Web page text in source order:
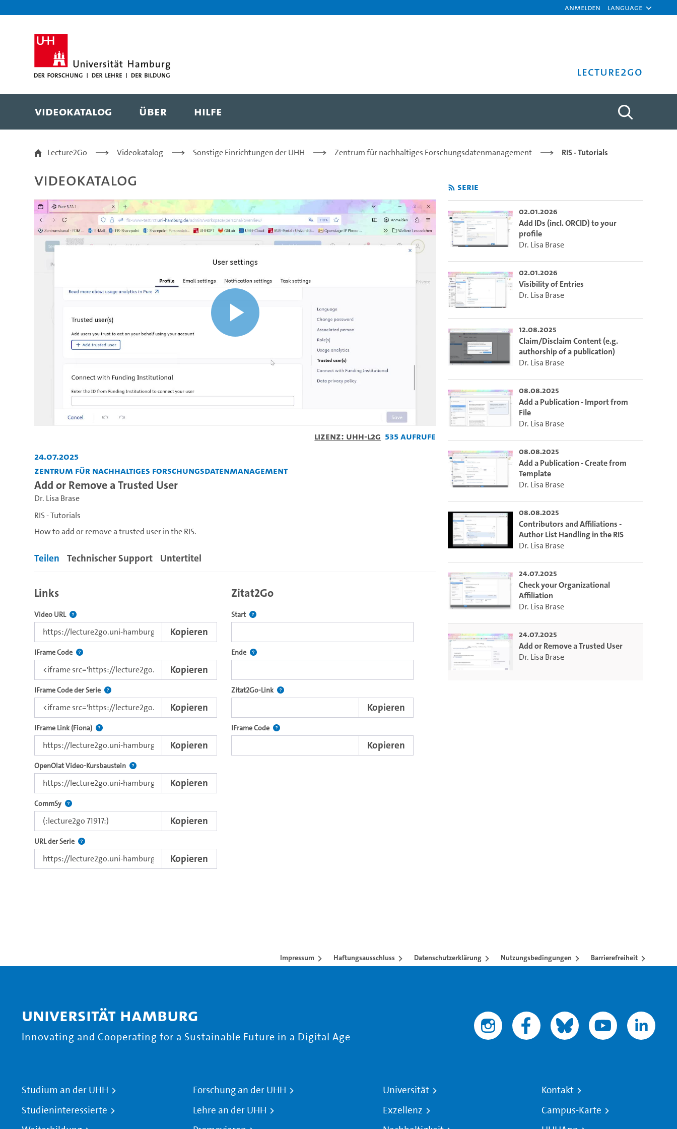
Anmelden Language
Lecture2Go
Videokatalog Über Hilfe
Add or Remove a Trusted User - Dr. Lisa Brase - Universität Hamburg
Lecture2Go Videokatalog Sonstige Einrichtungen der UHH Zentrum für nachhaltiges Forschungsdatenmanagement RIS - Tutorials
Videokatalog
Video
abspielen
Lizenz: UHH-L2G 535 Aufrufe
24.07.2025
Zentrum für nachhaltiges Forschungsdatenmanagement
Add or Remove a Trusted User
Dr. Lisa Brase
RIS - Tutorials
How to add or remove a trusted user in the RIS.
Teilen Technischer Support Untertitel
Links
Video URL Der Link zu diesem Video.
Kopieren
IFrame Code Nutzen Sie diesen Code, um das Video mit dem Lecture2Go-Videoplayer einzubetten.
Kopieren
IFrame Code der Serie Nutzen Sie diesen Code, um das Video und die komplette Serie mit dem Lecture2Go-Videoplayer einzubetten.
Kopieren
IFrame Link (Fiona) Direkter iFrame-Link zur Weitergabe an externe Web-Applikationen.
Kopieren
OpenOlat Video-Kursbaustein Verwenden Sie diesen Link, um ein Video in den OpenOlat Video-Baustein einzubetten.
Kopieren
CommSy Nutzen Sie diesen Code, um das Video in CommSy einzubetten.
Kopieren
URL der Serie Der Link zur Serie.
Kopieren
Zitat2Go
Start Definiert den Startpunkt für Zitat2Go. Bitte in das Feld klicken, um die aktuelle Zeit auszuwählen.
Ende Definiert den Endpunkt für Zitat2Go. Bitte in das Feld klicken, um die aktuelle Zeit auszuwählen.
Zitat2Go-Link Nach der Auswahl eines Start- und Endpunktes verweist dieser Link auf den Ausschnitt des Videos.
Kopieren
IFrame Code Nutzen Sie diesen Code, um den Auschnitt des Videos mit dem Lecture2Go-Videoplayer einzubetten.
Kopieren
Serie
02.01.2026
Add IDs (incl. ORCID) to your
profile
Dr. Lisa Brase
02.01.2026
Visibility of Entries
Dr. Lisa Brase
12.08.2025
Claim/Disclaim Content (e.g.
authorship of a publication)
Dr. Lisa Brase
08.08.2025
Add a Publication - Import from
File
Dr. Lisa Brase
08.08.2025
Add a Publication - Create from
Template
Dr. Lisa Brase
08.08.2025
Contributors and Affiliations -
Author List Handling in the RIS
Dr. Lisa Brase
24.07.2025
Check your Organizational
Affiliation
Dr. Lisa Brase
24.07.2025
Add or Remove a Trusted User
Dr. Lisa Brase
Impressum Haftungsausschluss Datenschutzerklärung Nutzungsbedingungen Barrierefreiheit
Universität Hamburg
Innovating and Cooperating for a Sustainable Future in a Digital Age
Studium an der UHH
Studieninteressierte
Forschung an der UHH
Lehre an der UHH
Universität
Exzellenz
Kontakt
Campus-Karte